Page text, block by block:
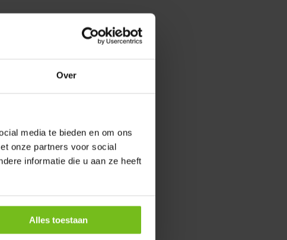
Over
media te bieden en om ons
onze partners voor social
informatie die u aan ze heeft
Alles toestaan